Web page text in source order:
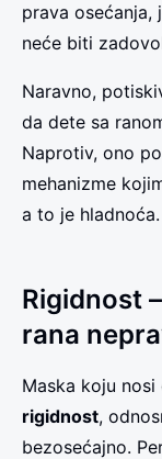
prava
neće biti
Naravno,
da dete sa
Naprotiv, ono
mehanizme
a to je hladnoća.
Rigidnost
rana
Maska koju
rigidnost,
bezosećajno.